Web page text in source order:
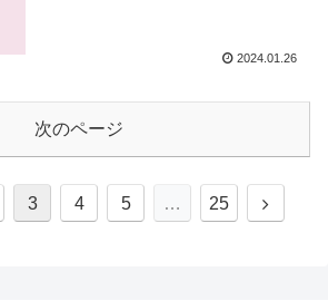
2024.01.26
次のページ
3 4 5 … 25